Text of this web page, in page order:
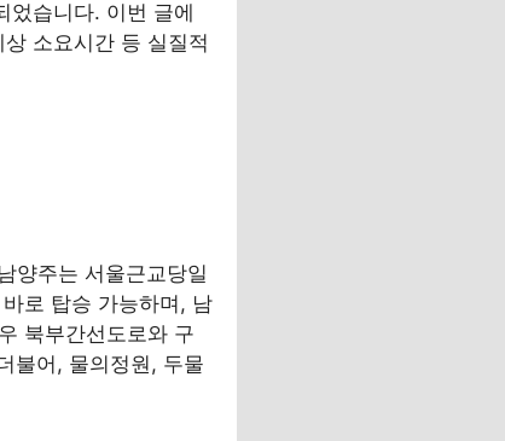
었습니다. 이번 글에
소요시간 등 실질적
양주는 서울근교당일
로 탑승 가능하며, 남
북부간선도로와 구
불어, 물의정원, 두물